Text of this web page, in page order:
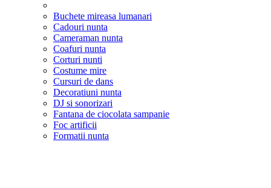
Buchete mireasa lumanari
Cadouri nunta
Cameraman nunta
Coafuri nunta
Corturi nunti
Costume mire
Cursuri de dans
Decoratiuni nunta
DJ si sonorizari
Fantana de ciocolata sampanie
Foc artificii
Formatii nunta